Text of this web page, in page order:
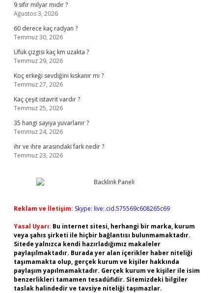
9 sıfır milyar mıdır ?
Ağustos 3, 2026
60 derece kaç radyan ?
Temmuz 30, 2026
Ufuk çizgisi kaç km uzakta ?
Temmuz 29, 2026
Koç erkeği sevdiğini kıskanır mı ?
Temmuz 27, 2026
Kaç çeşit istavrit vardır ?
Temmuz 25, 2026
35 hangi sayıya yuvarlanır ?
Temmuz 24, 2026
ihr ve ihre arasındaki fark nedir ?
Temmuz 23, 2026
Reklam ve İletişim: Skype: live:.cid.575569c608265c69
Yasal Uyarı: Bu internet sitesi, herhangi bir marka, kurum
veya şahıs şirketi ile hiçbir bağlantısı bulunmamaktadır.
Sitede yalnızca kendi hazırladığımız makaleler
paylaşılmaktadır. Burada yer alan içerikler haber niteliği
taşımamakta olup, gerçek kurum ve kişiler hakkında
paylaşım yapılmamaktadır. Gerçek kurum ve kişiler ile isim
benzerlikleri tamamen tesadüfidir. Sitemizdeki bilgiler
taslak halindedir ve tavsiye niteliği taşımazlar.